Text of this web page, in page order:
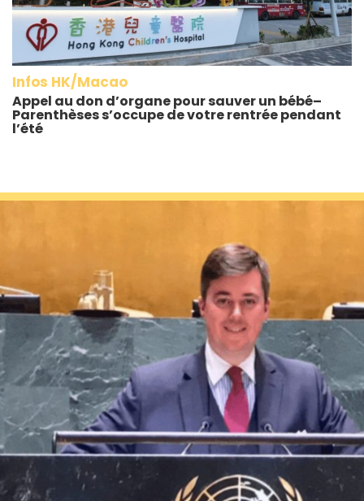
Infos HK/Macao
Appel au don d’organe pour sauver un bébé–
Parenthèses s’occupe de votre rentrée pendant
l’été